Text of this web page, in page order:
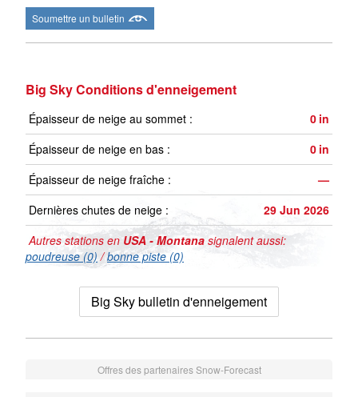
Soumettre un bulletin
Big Sky Conditions d'enneigement
Épaisseur de neige au sommet : 0 in
Épaisseur de neige en bas :
0 in
Épaisseur de neige fraîche :
—
Dernières chutes de neige :
29 Jun 2026
Autres stations en USA - Montana signalent aussi:
poudreuse (0) /bonne piste (0)
Big Sky bulletin d'enneigement
Offres des partenaires Snow-Forecast